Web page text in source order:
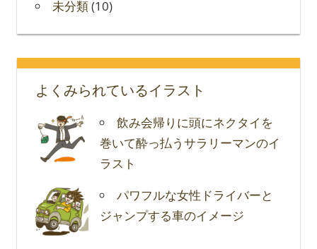
未分類(10)
よくみられているイラスト
飲み会帰りに頭にネクタイを
巻いて酔っ払うサラリーマンのイ
ラスト
パワフルな女性ドライバーと
ジャンプする車のイメージ